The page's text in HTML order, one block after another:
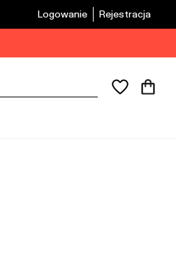
Logowanie Rejestracja